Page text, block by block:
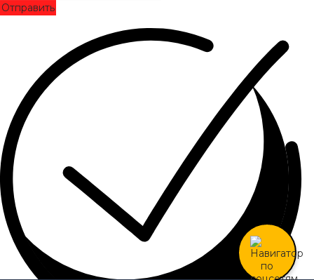
Отправить